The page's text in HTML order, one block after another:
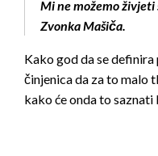
Mi ne možemo
Zvonka Mašiča.
Kako god da se
činjenica da za to malo
kako će onda to saznati